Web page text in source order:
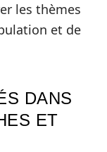
les thèmes
et de
DANS
ET